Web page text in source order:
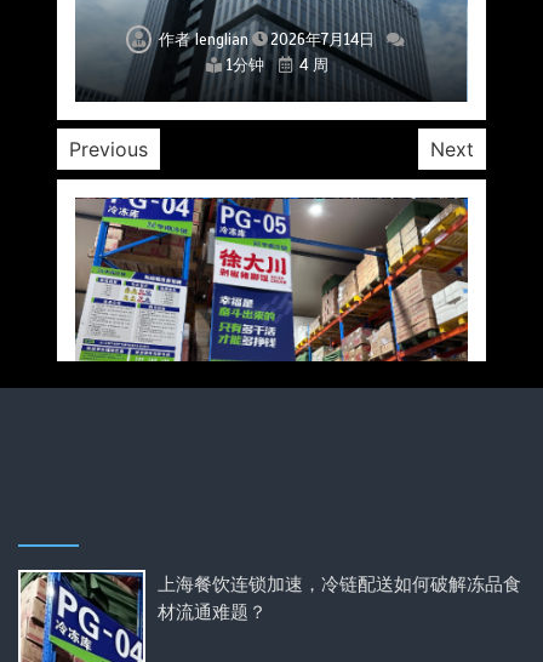
作者lenglian
2026年7月14日
1分钟
4 周
作者lenglian
2026年7月14日
1分钟
4 周
作者lenglian
2026年7月14日
1分钟
4 周
作者lenglian
2026年7月14日
1分钟
4 周
作者lenglian
2026年7月14日
1分钟
4 周
作者lenglian
2026年7月14日
1分钟
4 周
作者lenglian
2026年7月14日
1分钟
4 周
Previous Next
上海餐饮连锁加速，冷链配送如何破解冻品食
材流通难题？